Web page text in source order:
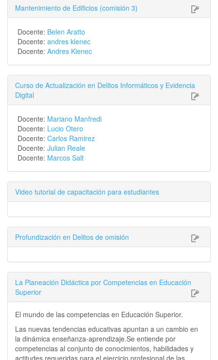
Mantenimiento de Edificios (comisión 3)
Docente: Belen Aratto
Docente: andres klenec
Docente: Andres Klenec
Curso de Actualización en Delitos Informáticos y Evidencia
Digital
Docente: Mariano Manfredi
Docente: Lucio Otero
Docente: Carlos Ramirez
Docente: Julian Reale
Docente: Marcos Salt
Video tutorial de capacitación para estudiantes
Profundización en Delitos de omisión
La Planeación Didáctica por Competencias en Educación
Superior
El mundo de las competencias en Educación Superior.
Las nuevas tendencias educativas apuntan a un cambio en
la dinámica enseñanza-aprendizaje.Se entiende por
competencias al conjunto de conocimientos, habilidades y